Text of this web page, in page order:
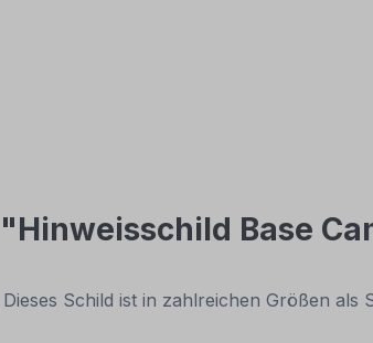
Base
Schild ist in zahlreichen Größen